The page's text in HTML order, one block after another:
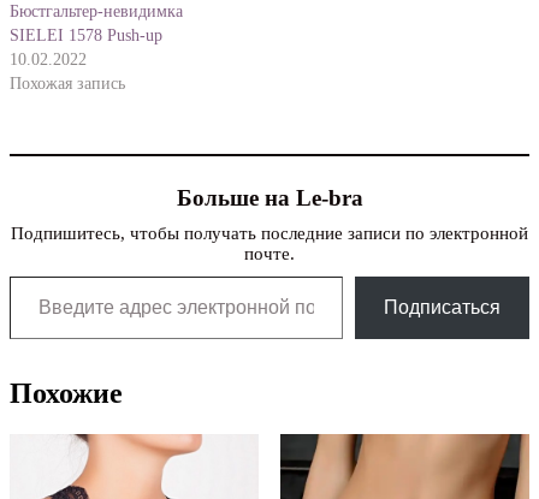
Бюстгальтер-невидимка
SIELEI 1578 Push-up
10.02.2022
Похожая запись
Больше на Le-bra
Подпишитесь, чтобы получать последние записи по электронной
почте.
Введите адрес электронной почты…
Подписаться
Похожие